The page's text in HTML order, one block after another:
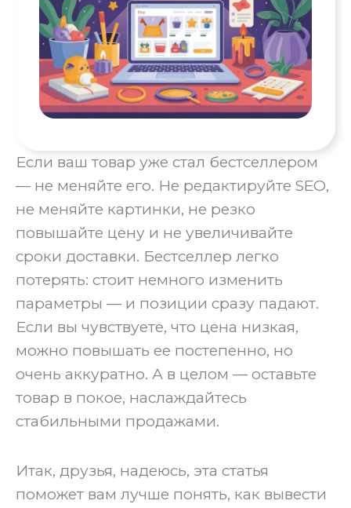
Если ваш товар уже стал бестселлером
— не меняйте его. Не редактируйте SEO,
не меняйте картинки, не резко
повышайте цену и не увеличивайте
сроки доставки. Бестселлер легко
потерять: стоит немного изменить
параметры — и позиции сразу падают.
Если вы чувствуете, что цена низкая,
можно повышать ее постепенно, но
очень аккуратно. А в целом — оставьте
товар в покое, наслаждайтесь
стабильными продажами.
‍Итак, друзья, надеюсь, эта статья
поможет вам лучше понять, как вывести